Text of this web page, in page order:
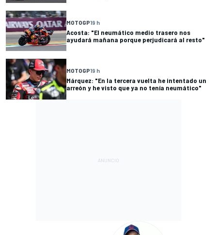
MOTOGP19 h
Acosta: "El neumático medio trasero nos
ayudará mañana porque perjudicará al resto"
MOTOGP19 h
Márquez: "En la tercera vuelta he intentado un
arreón y he visto que ya no tenía neumático"